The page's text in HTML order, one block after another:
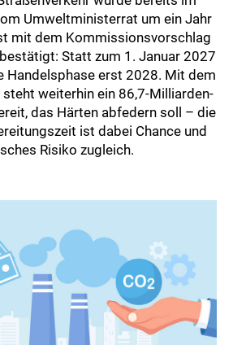
Umweltministerrat um ein Jahr
mit dem Kommissionsvorschlag
Statt zum 1. Januar 2027
Handelsphase erst 2028. Mit dem
weiterhin ein 86,7-Milliarden-
das Härten abfedern soll – die
ist dabei Chance und
Risiko zugleich.